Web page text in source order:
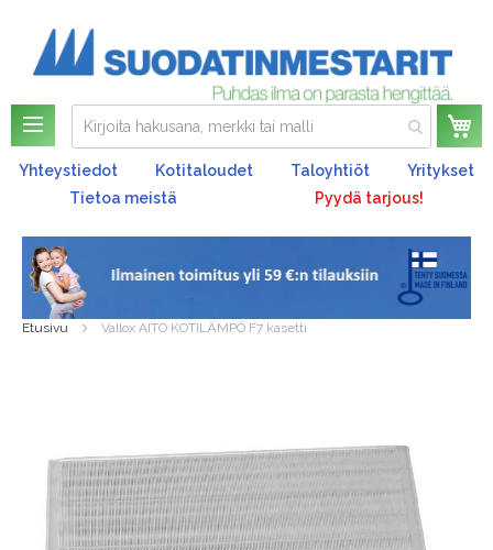
Yhteystiedot Kotitaloudet Taloyhtiöt
Yritykset
Tietoa meistä
Pyydä tarjous!
Etusivu Vallox AITO KOTILÄMPÖ F7 kasetti